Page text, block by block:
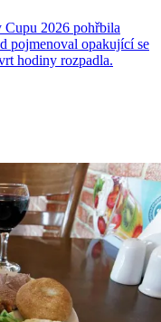
Cupu 2026 pohřbila
pojmenoval opakující se
hodiny rozpadla.